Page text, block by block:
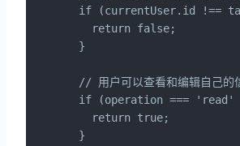
if (currentUser.id !==
    return false;
  }
// 用户可以查看和编辑自己的
if (operation ===
    return true;
  }